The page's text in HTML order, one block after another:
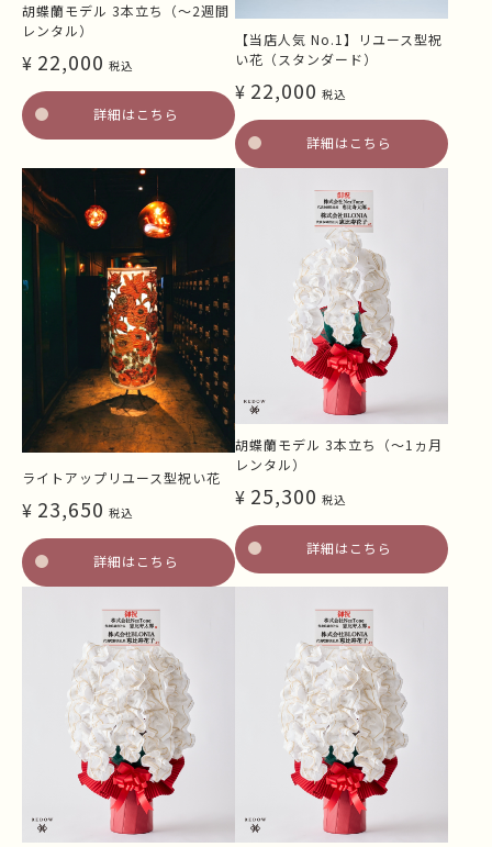
胡蝶蘭モデル 3本立ち（～2週間
レンタル）
¥ 22,000 税込
詳細はこちら
【当店人気 No.1】リユース型祝
い花（スタンダード）
¥ 22,000 税込
詳細はこちら
ライトアップリユース型祝い花
¥ 23,650 税込
詳細はこちら
胡蝶蘭モデル 3本立ち（～1ヵ月
レンタル）
¥ 25,300 税込
詳細はこちら